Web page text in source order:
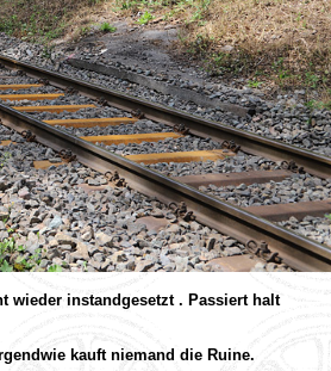
wieder instandgesetzt . Passiert halt
kauft niemand die Ruine.